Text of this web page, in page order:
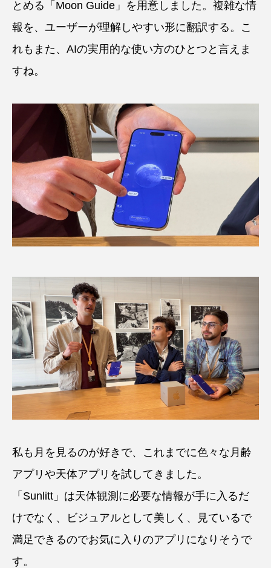
とめる「Moon Guide」を用意しました。複雑な情
報を、ユーザーが理解しやすい形に翻訳する。こ
れもまた、AIの実用的な使い方のひとつと言えま
すね。
私も月を見るのが好きで、これまでに色々な月齢
アプリや天体アプリを試してきました。
「Sunlitt」は天体観測に必要な情報が手に入るだ
けでなく、ビジュアルとして美しく、見ているで
満足できるのでお気に入りのアプリになりそうで
す。